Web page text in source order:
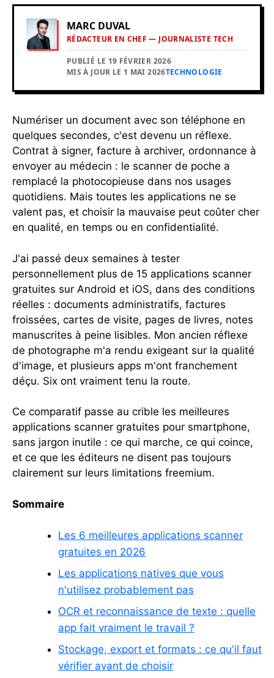
MARC DUVAL
RÉDACTEUR EN CHEF — JOURNALISTE TECH
PUBLIÉ LE 19 FÉVRIER 2026
MIS À JOUR LE 1 MAI 2026TECHNOLOGIE
Numériser un document avec son téléphone en
quelques secondes, c'est devenu un réflexe.
Contrat à signer, facture à archiver, ordonnance à
envoyer au médecin : le scanner de poche a
remplacé la photocopieuse dans nos usages
quotidiens. Mais toutes les applications ne se
valent pas, et choisir la mauvaise peut coûter cher
en qualité, en temps ou en confidentialité.
J'ai passé deux semaines à tester
personnellement plus de 15 applications scanner
gratuites sur Android et iOS, dans des conditions
réelles : documents administratifs, factures
froissées, cartes de visite, pages de livres, notes
manuscrites à peine lisibles. Mon ancien réflexe
de photographe m'a rendu exigeant sur la qualité
d'image, et plusieurs apps m'ont franchement
déçu. Six ont vraiment tenu la route.
Ce comparatif passe au crible les meilleures
applications scanner gratuites pour smartphone,
sans jargon inutile : ce qui marche, ce qui coince,
et ce que les éditeurs ne disent pas toujours
clairement sur leurs limitations freemium.
Sommaire
Les 6 meilleures applications scanner
gratuites en 2026
Les applications natives que vous
n'utilisez probablement pas
OCR et reconnaissance de texte : quelle
app fait vraiment le travail ?
Stockage, export et formats : ce qu'il faut
vérifier avant de choisir